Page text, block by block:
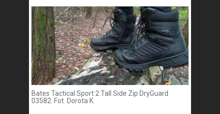
Bates Tactical Sport 2 Tall Side Zip DryGuard
03582. Fot. Dorota K.